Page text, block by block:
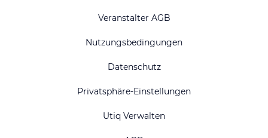
Veranstalter AGB
Nutzungsbedingungen
Datenschutz
Privatsphäre-Einstellungen
Utiq Verwalten